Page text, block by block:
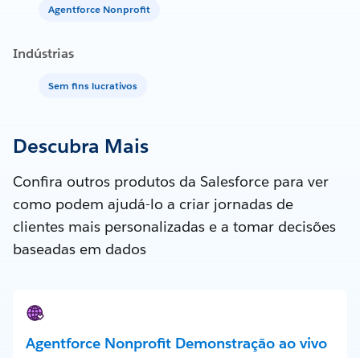
Agentforce Nonprofit
Indústrias
Sem fins lucrativos
Descubra Mais
Confira outros produtos da Salesforce para ver
como podem ajudá-lo a criar jornadas de
clientes mais personalizadas e a tomar decisões
baseadas em dados
Agentforce Nonprofit Demonstração ao vivo